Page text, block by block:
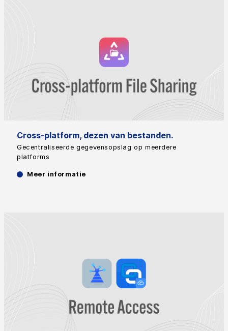
Cross-platform, dezen van bestanden.
Gecentraliseerde gegevensopslag op meerdere
platforms
Meer informatie